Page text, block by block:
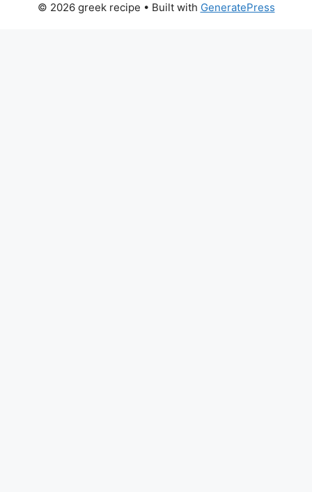
© 2026 greek recipe • Built with GeneratePress